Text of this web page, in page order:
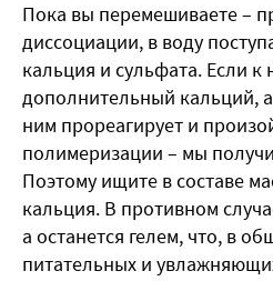
Пока вы перемешиваете –
диссоциации, в воду
кальция и сульфата. Если к
дополнительный кальций,
ним прореагирует и
полимеризации – мы
Поэтому ищите в составе
кальция. В противном
а останется гелем, что, в
питательных и